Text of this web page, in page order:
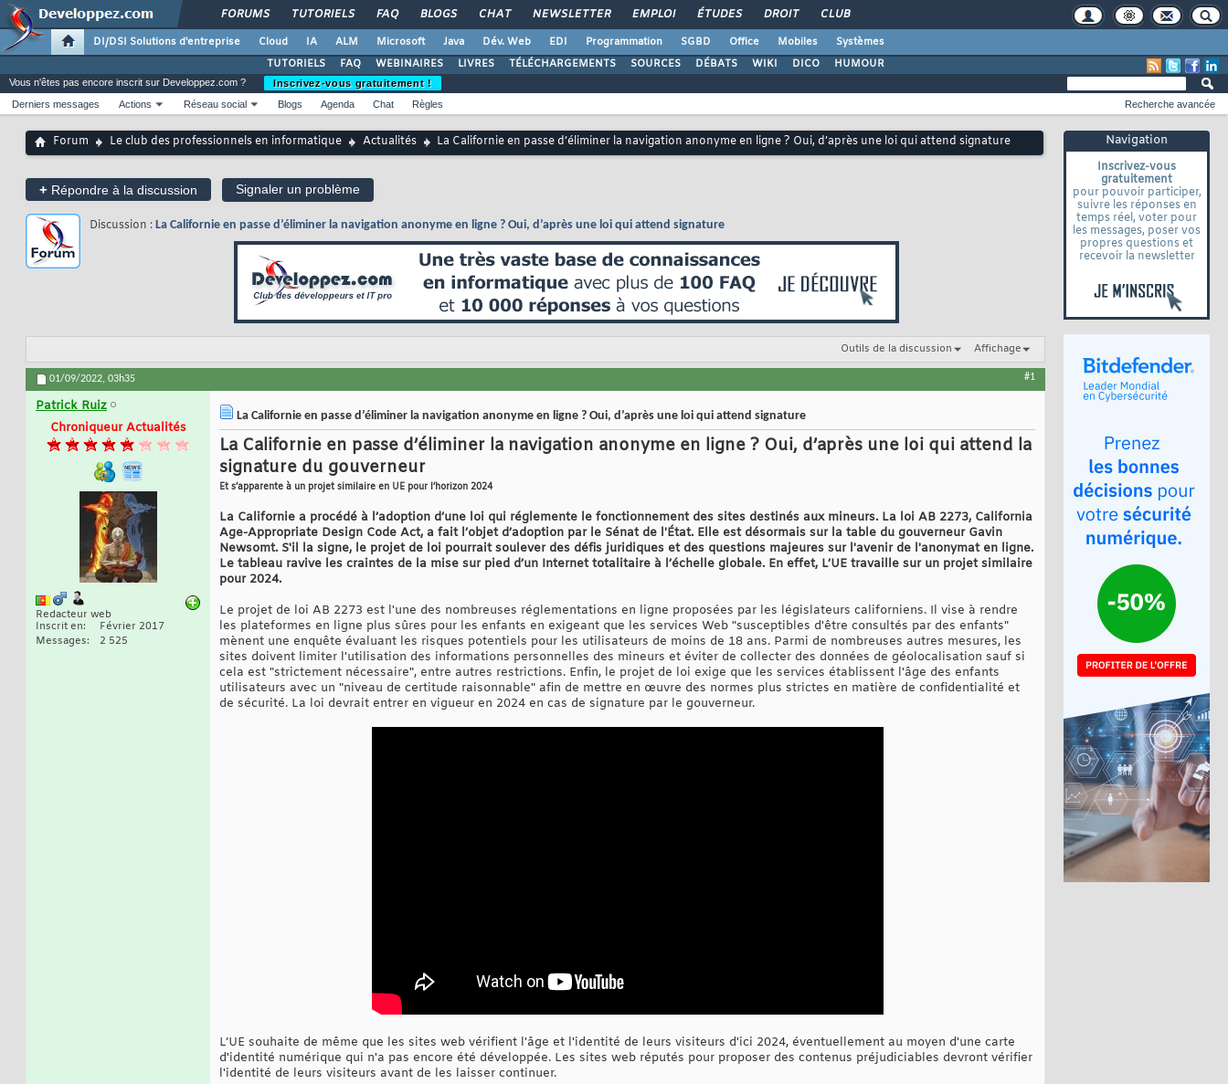
FORUMS TUTORIELS FAQ BLOGS CHAT NEWSLETTER EMPLOI ÉTUDES DROIT CLUB
DI/DSI Solutions d'entreprise Cloud IA ALM Microsoft Java Dév. Web EDI Programmation SGBD Office Mobiles
Systèmes
TUTORIELS
FAQ WEBINAIRES LIVRES TÉLÉCHARGEMENTS SOURCES DÉBATS WIKI DICO HUMOUR
Navigation
Inscrivez-vous
gratuitement
pour pouvoir participer,
suivre les réponses en
temps réel, voter pour
les messages, poser vos
propres questions et
recevoir la newsletter
Vous n'êtes pas encore inscrit sur Developpez.com ?
Inscrivez-vous gratuitement !
Derniers messages
Actions Réseau social Blogs Agenda Chat Règles Recherche avancée
Forum Le club des professionnels en informatique Actualités La Californie en passe d’éliminer la navigation anonyme en ligne ? Oui, d’après une loi qui attend signature
+ Répondre à la discussion Signaler un problème
Discussion : La Californie en passe d’éliminer la navigation anonyme en ligne ? Oui, d’après une loi qui attend signature
Outils de la discussion Affichage
01/09/2022, 03h35 #1
Patrick Ruiz
Chroniqueur Actualités
Redacteur web
Inscrit en
Février 2017
Messages
2 525
La Californie en passe d’éliminer la navigation anonyme en ligne ? Oui, d’après une loi qui attend signature
La Californie en passe d’éliminer la navigation anonyme en ligne ? Oui, d’après une loi qui attend la
signature du gouverneur
Et s’apparente à un projet similaire en UE pour l’horizon 2024
La Californie a procédé à l’adoption d’une loi qui réglemente le fonctionnement des sites destinés aux mineurs. La loi AB 2273, California
Age-Appropriate Design Code Act, a fait l’objet d’adoption par le Sénat de l'État. Elle est désormais sur la table du gouverneur Gavin
Newsomt. S'il la signe, le projet de loi pourrait soulever des défis juridiques et des questions majeures sur l'avenir de l'anonymat en ligne.
Le tableau ravive les craintes de la mise sur pied d’un Internet totalitaire à l’échelle globale. En effet, L’UE travaille sur un projet similaire
pour 2024.
Le projet de loi AB 2273 est l'une des nombreuses réglementations en ligne proposées par les législateurs californiens. Il vise à rendre
les plateformes en ligne plus sûres pour les enfants en exigeant que les services Web "susceptibles d'être consultés par des enfants"
mènent une enquête évaluant les risques potentiels pour les utilisateurs de moins de 18 ans. Parmi de nombreuses autres mesures, les
sites doivent limiter l'utilisation des informations personnelles des mineurs et éviter de collecter des données de géolocalisation sauf si
cela est "strictement nécessaire", entre autres restrictions. Enfin, le projet de loi exige que les services établissent l'âge des enfants
utilisateurs avec un "niveau de certitude raisonnable" afin de mettre en œuvre des normes plus strictes en matière de confidentialité et
de sécurité. La loi devrait entrer en vigueur en 2024 en cas de signature par le gouverneur.
L’UE souhaite de même que les sites web vérifient l'âge et l'identité de leurs visiteurs d'ici 2024, éventuellement au moyen d'une carte
d'identité numérique qui n'a pas encore été développée. Les sites web réputés pour proposer des contenus préjudiciables devront vérifier
l'identité de leurs visiteurs avant de les laisser continuer.